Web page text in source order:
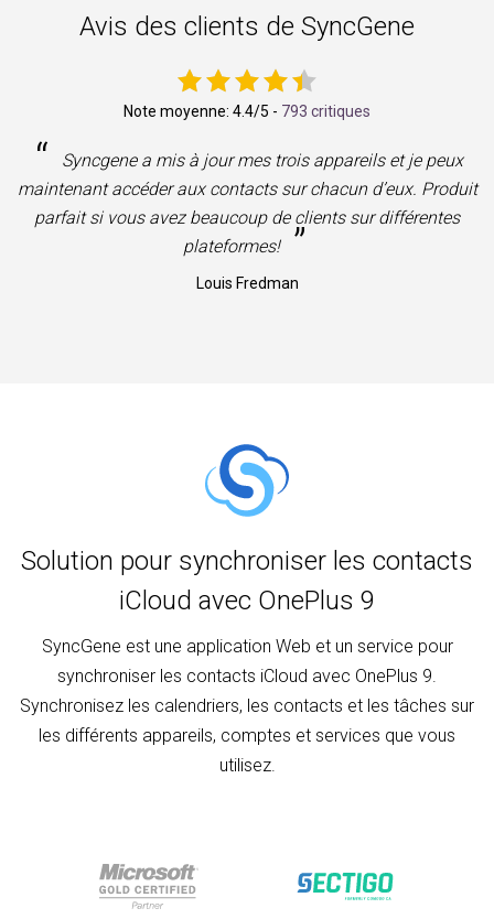
Avis des clients de SyncGene
Note moyenne: 4.4/5 - 793 critiques
“
Syncgene a mis à jour mes trois appareils et je peux
maintenant accéder aux contacts sur chacun d’eux. Produit
parfait si vous avez beaucoup de clients sur différentes
plateformes!
”
Louis Fredman
Solution pour synchroniser les contacts
iCloud avec OnePlus 9
SyncGene est une application Web et un service pour
synchroniser les contacts iCloud avec OnePlus 9.
Synchronisez les calendriers, les contacts et les tâches sur
les différents appareils, comptes et services que vous
utilisez.